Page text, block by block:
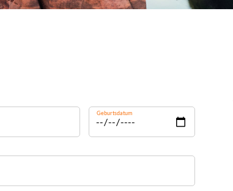
Geburtsdatum